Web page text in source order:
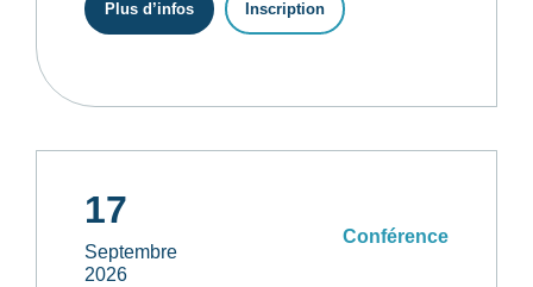
Plus d’infos Inscription
17
Septembre
2026
Conférence